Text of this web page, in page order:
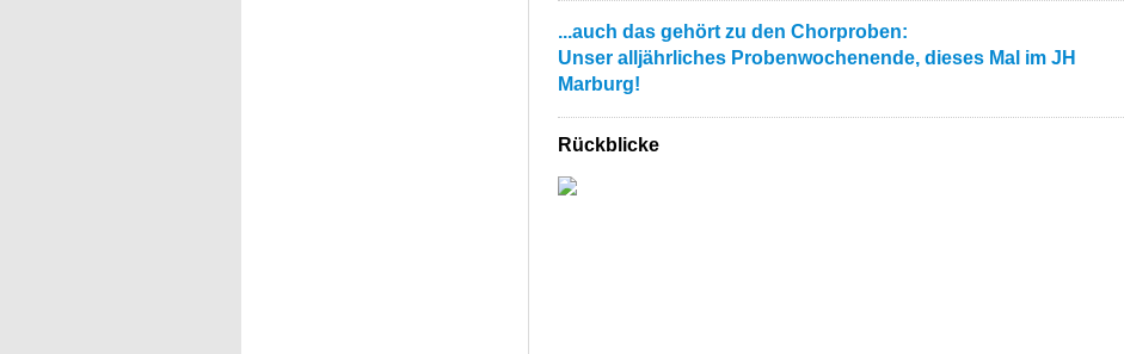
...auch das gehört zu den Chorproben:
Unser alljährliches Probenwochenende, dieses Mal im JH
Marburg!
Rückblicke